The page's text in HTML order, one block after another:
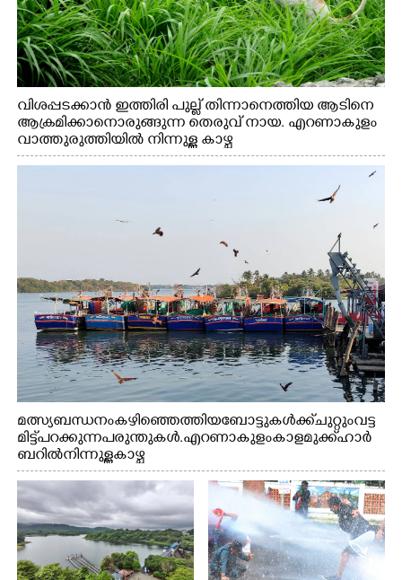
വിശപ്പടക്കാൻ ഇത്തിരി പുല്ല് തിന്നാനെത്തിയ ആടിനെ
ആക്രമിക്കാനൊരുങ്ങുന്ന തെരുവ് നായ. എറണാകുളം
വാത്തുരുത്തിയിൽ നിന്നുള്ള കാഴ്ച
മത്സ്യബന്ധനം കഴിഞ്ഞെത്തിയ ബോട്ടുകൾക്ക് ചുറ്റും വട്ട
മിട്ട് പറക്കുന്ന പരുന്തുകൾ. എറണാകുളം കാളമുക്ക് ഹാർ
ബറിൽ നിന്നുള്ള കാഴ്ച